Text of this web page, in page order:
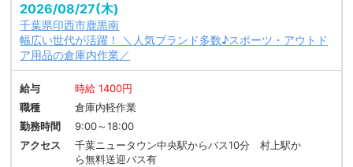
2026/08/27(木)
千葉県印西市鹿黒南
幅広い世代が活躍！ ＼人気ブランド多数♪スポーツ・アウトド
ア用品の倉庫内作業／
給与
時給 1400円
職種
倉庫内軽作業
勤務時間
9:00～18:00
アクセス
千葉ニュータウン中央駅からバス10分 村上駅か
ら無料送迎バス有